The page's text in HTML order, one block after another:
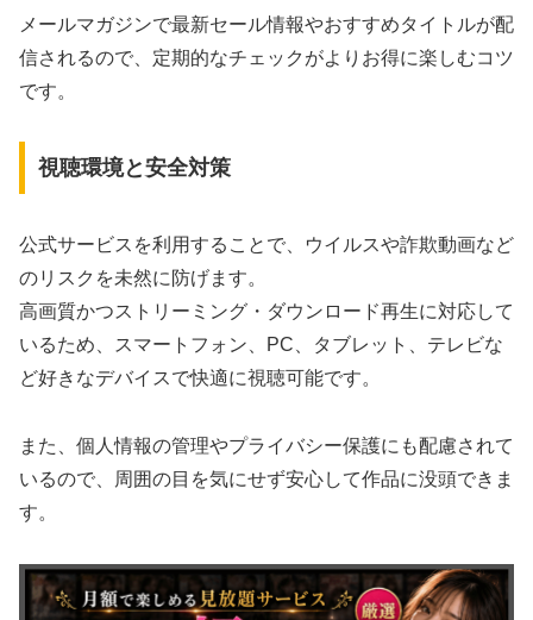
メールマガジンで最新セール情報やおすすめタイトルが配
信されるので、定期的なチェックがよりお得に楽しむコツ
です。
視聴環境と安全対策
公式サービスを利用することで、ウイルスや詐欺動画など
のリスクを未然に防げます。
高画質かつストリーミング・ダウンロード再生に対応して
いるため、スマートフォン、PC、タブレット、テレビな
ど好きなデバイスで快適に視聴可能です。
また、個人情報の管理やプライバシー保護にも配慮されて
いるので、周囲の目を気にせず安心して作品に没頭できま
す。